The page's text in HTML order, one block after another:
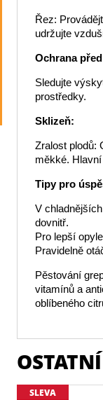
Řez:
udržujte
Ochrana
Sledujte
prostředky.
Sklizeň:
Zralost plodů:
měkké.
Tipy pro
V
dovnitř.
Pro lepší
Pravidelně
Pěstování
vitamínů a
oblíbeného
SLEVA